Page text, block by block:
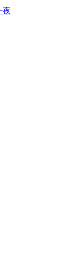
夜